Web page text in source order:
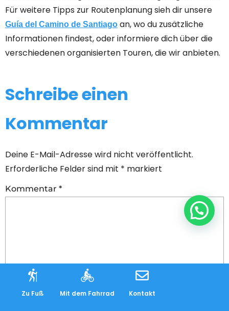
Für weitere Tipps zur Routenplanung sieh dir unsere
Guía del Camino de Santiago an, wo du zusätzliche
Informationen findest, oder informiere dich über die
verschiedenen organisierten Touren, die wir anbieten.
Schreibe einen
Kommentar
Deine E-Mail-Adresse wird nicht veröffentlicht.
Erforderliche Felder sind mit * markiert
Kommentar *
Zu Fuß Mit dem Fahrrad Kontakt